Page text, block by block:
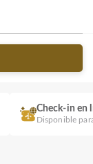
Check-in en
Disponible